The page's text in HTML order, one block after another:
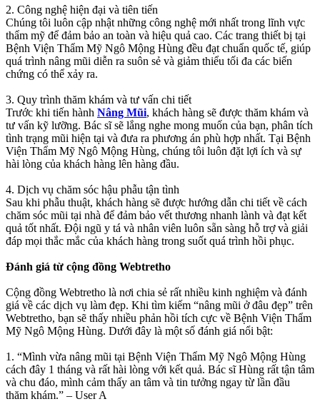
2. Công nghệ hiện đại và tiên tiến
Chúng tôi luôn cập nhật những công nghệ mới nhất trong lĩnh vực
thẩm mỹ để đảm bảo an toàn và hiệu quả cao. Các trang thiết bị tại
Bệnh Viện Thẩm Mỹ Ngô Mộng Hùng đều đạt chuẩn quốc tế, giúp
quá trình nâng mũi diễn ra suôn sẻ và giảm thiểu tối đa các biến
chứng có thể xảy ra.
3. Quy trình thăm khám và tư vấn chi tiết
Trước khi tiến hành Nâng Mũi, khách hàng sẽ được thăm khám và
tư vấn kỹ lưỡng. Bác sĩ sẽ lắng nghe mong muốn của bạn, phân tích
tình trạng mũi hiện tại và đưa ra phương án phù hợp nhất. Tại Bệnh
Viện Thẩm Mỹ Ngô Mộng Hùng, chúng tôi luôn đặt lợi ích và sự
hài lòng của khách hàng lên hàng đầu.
4. Dịch vụ chăm sóc hậu phẫu tận tình
Sau khi phẫu thuật, khách hàng sẽ được hướng dẫn chi tiết về cách
chăm sóc mũi tại nhà để đảm bảo vết thương nhanh lành và đạt kết
quả tốt nhất. Đội ngũ y tá và nhân viên luôn sẵn sàng hỗ trợ và giải
đáp mọi thắc mắc của khách hàng trong suốt quá trình hồi phục.
Đánh giá từ cộng đồng Webtretho
Cộng đồng Webtretho là nơi chia sẻ rất nhiều kinh nghiệm và đánh
giá về các dịch vụ làm đẹp. Khi tìm kiếm “nâng mũi ở đâu đẹp” trên
Webtretho, bạn sẽ thấy nhiều phản hồi tích cực về Bệnh Viện Thẩm
Mỹ Ngô Mộng Hùng. Dưới đây là một số đánh giá nổi bật:
1. “Mình vừa nâng mũi tại Bệnh Viện Thẩm Mỹ Ngô Mộng Hùng
cách đây 1 tháng và rất hài lòng với kết quả. Bác sĩ Hùng rất tận tâm
và chu đáo, mình cảm thấy an tâm và tin tưởng ngay từ lần đầu
thăm khám.” – User A